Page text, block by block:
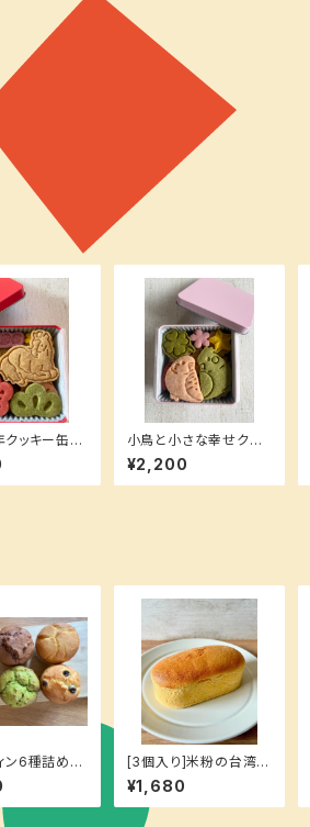
クッキー缶
小鳥と小さな幸せクッ
キー缶mini
¥2,200
ン6種詰め合
り]
[3個入り]米粉の台湾カ
ステラ(バニラ)詰め合わ
せ
¥1,680